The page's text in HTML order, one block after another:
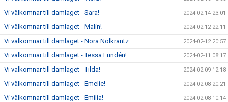
Vi välkomnar till damlaget - Sara! 2024-02-14 23:01
Vi välkomnar till damlaget - Malin! 2024-02-12 22:11
Vi välkomnar till damlaget - Nora Nolkrantz 2024-02-12 20:57
Vi välkomnar till damlaget - Tessa Lundén! 2024-02-11 08:17
Vi välkomnar till damlaget - Tilda! 2024-02-09 12:18
Vi välkomnar till damlaget - Emelie! 2024-02-08 20:21
Vi välkomnar till damlaget - Emilia! 2024-02-08 10:14